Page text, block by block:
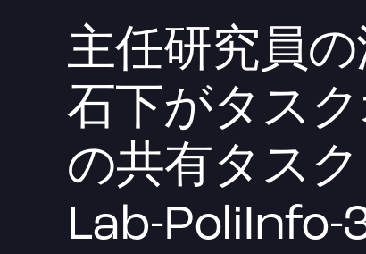
主任研究員
石下がタス
の共有タス
Lab-PoliInfo-